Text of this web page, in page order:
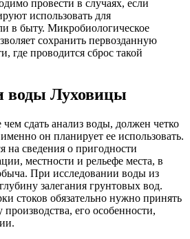
провести в случаях, если
использовать для
в быту. Микробиологическое
сохранить первозданную
где проводится сброс такой
воды Луховицы
сдать анализ воды, должен четко
он планирует ее использовать.
на сведения о пригодности
местности и рельефе места, в
При исследовании воды из
залегания грунтовых вод.
стоков обязательно нужно принять
его особенности,